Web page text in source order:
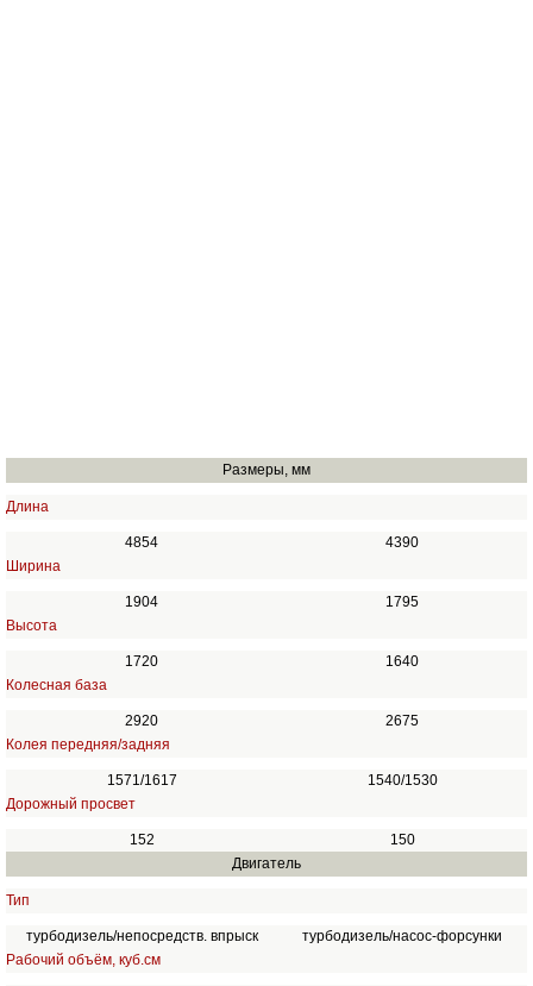
Размеры, мм
Длина
4854
4390
Ширина
1904
1795
Высота
1720
1640
Колесная база
2920
2675
Колея передняя/задняя
1571/1617
1540/1530
Дорожный просвет
152
150
Двигатель
Тип
турбодизель/непосредств. впрыск
турбодизель/насос-форсунки
Рабочий объём, куб.см